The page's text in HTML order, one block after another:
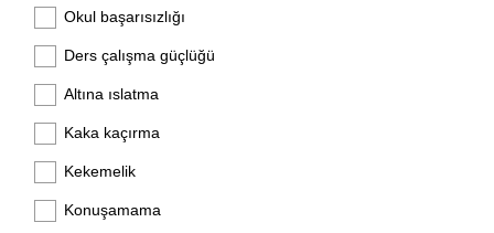
Okul başarısızlığı
Ders çalışma güçlüğü
Altına ıslatma
Kaka kaçırma
Kekemelik
Konuşamama